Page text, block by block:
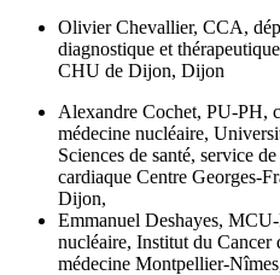
Olivier Chevallier, CCA,
diagnostique et
CHU de Dijon, Dijon
Alexandre Cochet, PU-PH,
médecine nucléaire,
Sciences de santé, service
cardiaque Centre Georges-
Dijon,
Emmanuel Deshayes, MCU-
nucléaire, Institut du Cancer
médecine Montpellier-